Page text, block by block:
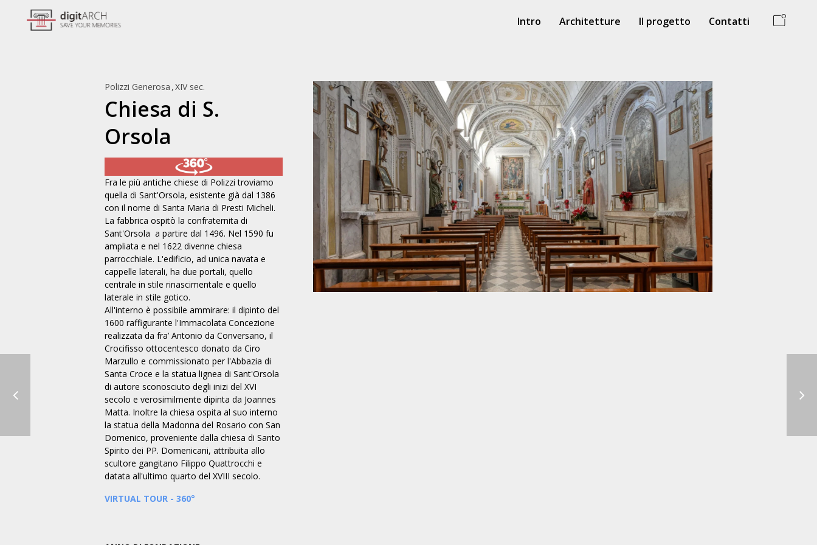
Chiesa di S. Margherita
Polizzi Generosa, XIV sec.
Chiesa di S. Maria delle Grazie
Polizzi Generosa, XV sec.
Chiesa di S. Orsola
Polizzi Generosa, XIV sec.
Chiesa di Maria SS. Assunta
Polizzi Generosa
Chiesa del SS. Crocifisso
Polizzi Generosa
Chiesa di S. Gandolfo la Povera
Polizzi Generosa, XVII sec.
Chiesa di S. Caterina
Polizzi Generosa
Intro Architetture Il progetto Contatti
Polizzi Generosa XIV sec.
Chiesa di S.
Orsola
Fra le più antiche chiese di Polizzi troviamo
quella di Sant'Orsola, esistente già dal 1386
con il nome di Santa Maria di Presti Micheli.
La fabbrica ospitò la confraternita di
Sant'Orsola a partire dal 1496. Nel 1590 fu
ampliata e nel 1622 divenne chiesa
parrocchiale. L'edificio, ad unica navata e
cappelle laterali, ha due portali, quello
centrale in stile rinascimentale e quello
laterale in stile gotico.
All'interno è possibile ammirare: il dipinto del
1600 raffigurante l'Immacolata Concezione
realizzata da fra’ Antonio da Conversano, il
Crocifisso ottocentesco donato da Ciro
Marzullo e commissionato per l'Abbazia di
Santa Croce e la statua lignea di Sant'Orsola
di autore sconosciuto degli inizi del XVI
secolo e verosimilmente dipinta da Joannes
Matta. Inoltre la chiesa ospita al suo interno
la statua della Madonna del Rosario con San
Domenico, proveniente dalla chiesa di Santo
Spirito dei PP. Domenicani, attribuita allo
scultore gangitano Filippo Quattrocchi e
datata all'ultimo quarto del XVIII secolo.
VIRTUAL TOUR - 360°